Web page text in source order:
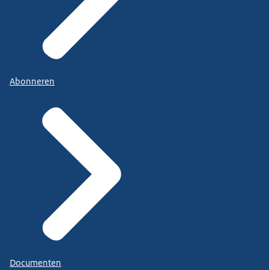
Abonneren
Documenten